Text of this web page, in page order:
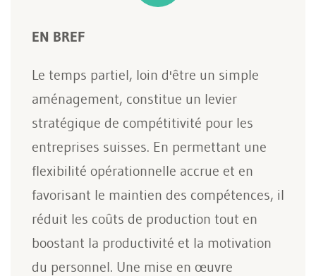
EN BREF
Le temps partiel, loin d'être un simple
aménagement, constitue un levier
stratégique de compétitivité pour les
entreprises suisses. En permettant une
flexibilité opérationnelle accrue et en
favorisant le maintien des compétences, il
réduit les coûts de production tout en
boostant la productivité et la motivation
du personnel. Une mise en œuvre